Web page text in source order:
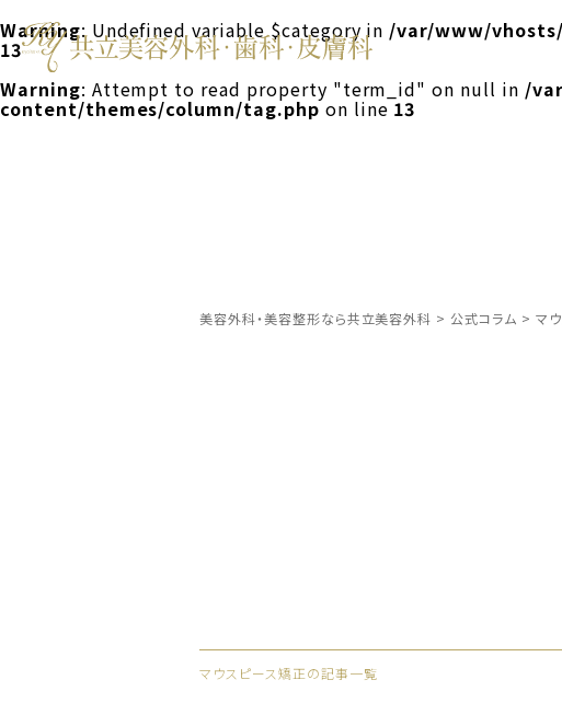
Warning: Undefined variable $category in /var/www/
13
Warning: Attempt to read property "term_id" on null in /
content/themes/column/tag.phpon line13
美容外科・美容整形なら共立美容外科 > 公式コラム > マ
マウスピース矯正の記事一覧